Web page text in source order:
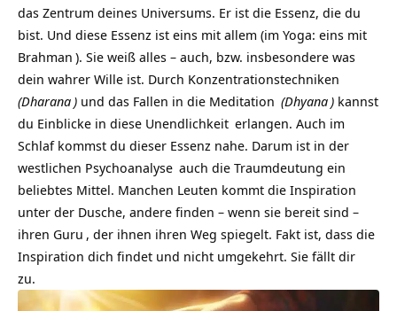
das Zentrum deines Universums. Er ist die Essenz, die du
bist. Und diese Essenz ist eins mit allem (im Yoga: eins mit
Brahman ). Sie weiß alles – auch, bzw. insbesondere was
dein wahrer Wille ist. Durch Konzentrationstechniken
(Dharana ) und das Fallen in die Meditation (Dhyana ) kannst
du Einblicke in diese Unendlichkeit erlangen. Auch im
Schlaf kommst du dieser Essenz nahe. Darum ist in der
westlichen Psychoanalyse auch die Traumdeutung ein
beliebtes Mittel. Manchen Leuten kommt die Inspiration
unter der Dusche, andere finden – wenn sie bereit sind –
ihren Guru , der ihnen ihren Weg spiegelt. Fakt ist, dass die
Inspiration dich findet und nicht umgekehrt. Sie fällt dir
zu.